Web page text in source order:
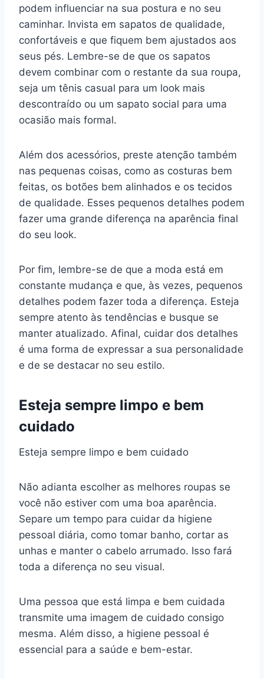
podem influenciar na sua postura e no seu
caminhar. Invista em sapatos de qualidade,
confortáveis e que fiquem bem ajustados aos
seus pés. Lembre-se de que os sapatos
devem combinar com o restante da sua roupa,
seja um tênis casual para um look mais
descontraído ou um sapato social para uma
ocasião mais formal.
Além dos acessórios, preste atenção também
nas pequenas coisas, como as costuras bem
feitas, os botões bem alinhados e os tecidos
de qualidade. Esses pequenos detalhes podem
fazer uma grande diferença na aparência final
do seu look.
Por fim, lembre-se de que a moda está em
constante mudança e que, às vezes, pequenos
detalhes podem fazer toda a diferença. Esteja
sempre atento às tendências e busque se
manter atualizado. Afinal, cuidar dos detalhes
é uma forma de expressar a sua personalidade
e de se destacar no seu estilo.
Esteja sempre limpo e bem
cuidado
Esteja sempre limpo e bem cuidado
Não adianta escolher as melhores roupas se
você não estiver com uma boa aparência.
Separe um tempo para cuidar da higiene
pessoal diária, como tomar banho, cortar as
unhas e manter o cabelo arrumado. Isso fará
toda a diferença no seu visual.
Uma pessoa que está limpa e bem cuidada
transmite uma imagem de cuidado consigo
mesma. Além disso, a higiene pessoal é
essencial para a saúde e bem-estar.